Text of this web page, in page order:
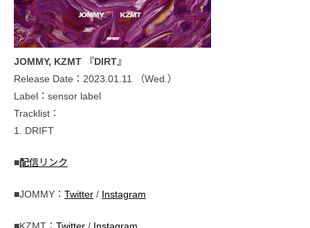
JOMMY, KZMT 『DIRT』
Release Date：2023.01.11 （Wed.）
Label：sensor label
Tracklist：
1. DRIFT
■配信リンク
■JOMMY： Twitter / Instagram
■KZMT： Twitter / Instagram